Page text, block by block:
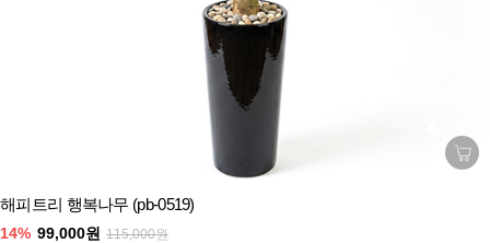
해피트리 행복나무 (pb-0519)
14% 99,000원 115,000원